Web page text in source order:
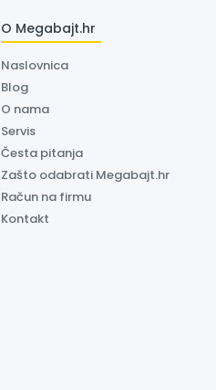
O Megabajt.hr
Naslovnica
Blog
O nama
Servis
Česta pitanja
Zašto odabrati Megabajt.hr
Račun na firmu
Kontakt